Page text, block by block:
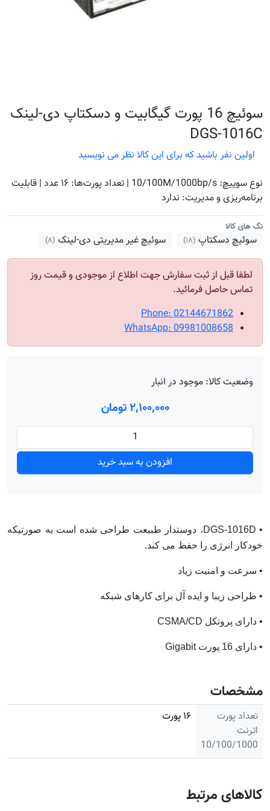
سوئیچ 16 پورت گیگابیت و دسکتاپ دی-لینک
DGS-1016C
اولین نفر باشید که برای این کالا نظر می نویسید
نوع سوییچ: 10/100M/1000bp/s | تعداد پورت‌ها: ۱۶ عدد | قابلیت
برنامه‌ریزی و مدیریت: ندارد
تگ های کالا
سوئیچ دسکتاپ (۱۸) سوئیچ غیر مدیریتی دی-لینک (۸)
لطفا قبل از ثبت سفارش جهت اطلاع از موجودی و قیمت روز
تماس حاصل فرمائید.
Phone: 02144671862
WhatsApp: 09981008658
وضعیت کالا: موجود در انبار
۲٬۱۰۰٬۰۰۰ تومان
افزودن به سبد خرید
• DGS-1016D، دوستدار طبیعت طراحی شده است به صورتیکه
خودکار انرژی را حفظ می کند.
• سرعت و امنیت زیاد
• طراحی زیبا و ایده آل برای کارهای شبکه
• دارای پروتکل CSMA/CD
• دارای 16 پورت Gigabit
مشخصات
تعداد پورت
اترنت
10/100/1000
۱۶ پورت
کالاهای مرتبط